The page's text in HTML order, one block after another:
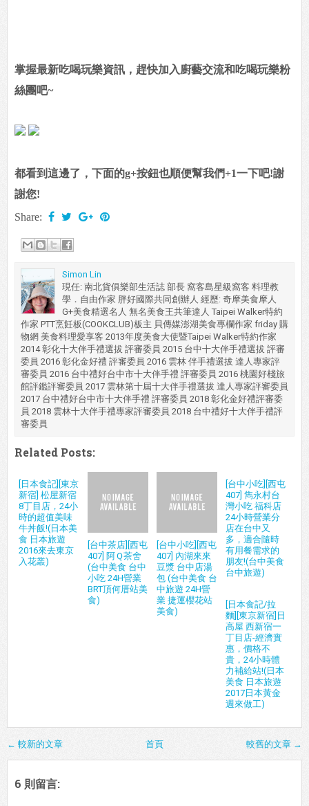
掌握最新吃喝玩樂資訊，趕快加入廚藝交流和吃喝玩樂粉
絲團吧~
都看到這邊了，下面的g+按鈕也順便幫我們+1一下吧!謝
謝您!
Share:
Simon Lin
現任: 南北貨俱樂部生活誌 部長 窩客島星級窩客 料理教
學．自由作家 胖好國際共同創辦人 經歷: 奇摩美食摩人
G+美食精選名人 無名美食王共筆達人 Taipei Walker特約
作家 PTT烹飪板(COOKCLUB)板主 貝傳媒澎湖美食專欄作家 friday 購
物網 美食料理愛享客 2013年度美食大使暨Taipei Walker特約作家
2014 彰化十大伴手禮選拔 評審委員 2015 台中十大伴手禮選拔 評審
委員 2016 彰化金好禮 評審委員 2016 雲林 伴手禮選拔 達人專家評
審委員 2016 台中禮好台中市十大伴手禮 評審委員 2016 桃園好棧旅
館評鑑評審委員 2017 雲林第十屆十大伴手禮選拔 達人專家評審委員
2017 台中禮好台中市十大伴手禮 評審委員 2018 彰化金好禮評審委
員 2018 雲林十大伴手禮專家評審委員 2018 台中禮好十大伴手禮評
審委員
Related Posts:
[日本食記][東京
新宿] 松屋新宿
8丁目店，24小
時的超值美味
牛丼飯!(日本美
食 日本旅遊
2016來去東京
入花叢)
[台中茶店][西屯
407] 阿Ｑ茶舍
(台中美食 台中
小吃 24H營業
BRT頂何厝站美
食)
[台中小吃][西屯
407] 內湖來來
豆漿 台中店湯
包 (台中美食 台
中旅遊 24H營
業 捷運櫻花站
美食)
[台中小吃][西屯
407] 雋永村台
灣小吃 福科店
24小時營業分
店在台中又
多，適合隨時
有用餐需求的
朋友!(台中美食
台中旅遊)
[日本食記/拉
麵][東京新宿]日
高屋 西新宿一
丁目店-經濟實
惠，價格不
貴，24小時體
力補給站!(日本
美食 日本旅遊
2017日本黃金
週來做工)
← 較新的文章 較舊的文章 →
首頁
6 則留言: